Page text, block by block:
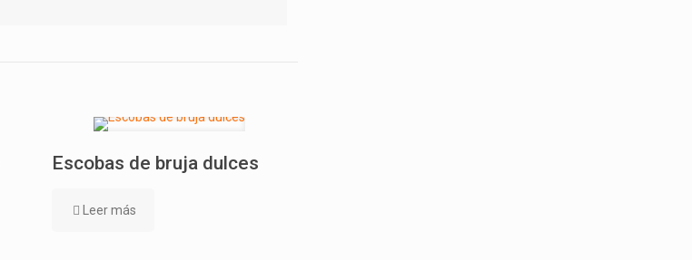
Escobas de bruja dulces
Leer más